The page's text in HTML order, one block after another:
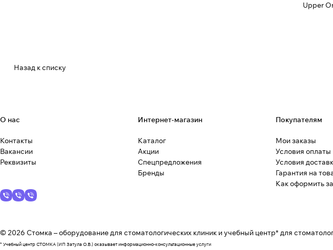
Upper
Назад к списку
О нас
Контакты
Вакансии
Реквизиты
Интернет-магазин
Каталог
Акции
Спецпредложения
Бренды
Покупателям
Мои заказы
Условия оплаты
Условия
Гарантия на
Как оформить
© 2026 Стомка – оборудование для стоматологических клиник и учебный центр* для
* Учебный центр СТОМКА (ИП Затула О.В.) оказывает информационно-консультационные услуги